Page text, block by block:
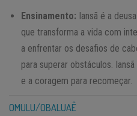
Ensinamento: Iansã é a
que transforma a vida com
a enfrentar os desafios de
para superar obstáculos.
e a coragem para recomeçar.
OMULU/OBALUAÊ